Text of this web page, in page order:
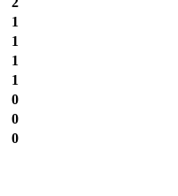
1
1
1
1
0
0
0